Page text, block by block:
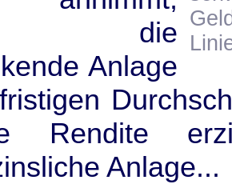
die
Anlage
Rendite
Anlage...